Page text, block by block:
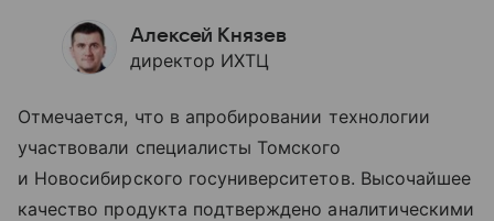
Алексей Князев
директор ИХТЦ
Отмечается, что в апробировании технологии
участвовали специалисты Томского
и Новосибирского госуниверситетов. Высочайшее
качество продукта подтверждено аналитическими